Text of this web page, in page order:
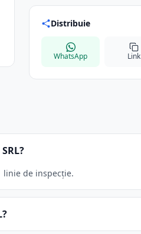
Distribuie
WhatsApp Link
linie de inspecție.